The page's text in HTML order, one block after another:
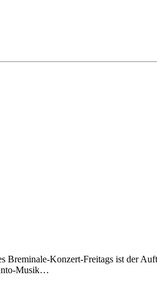
Konzert-Freitags ist der
Musik…